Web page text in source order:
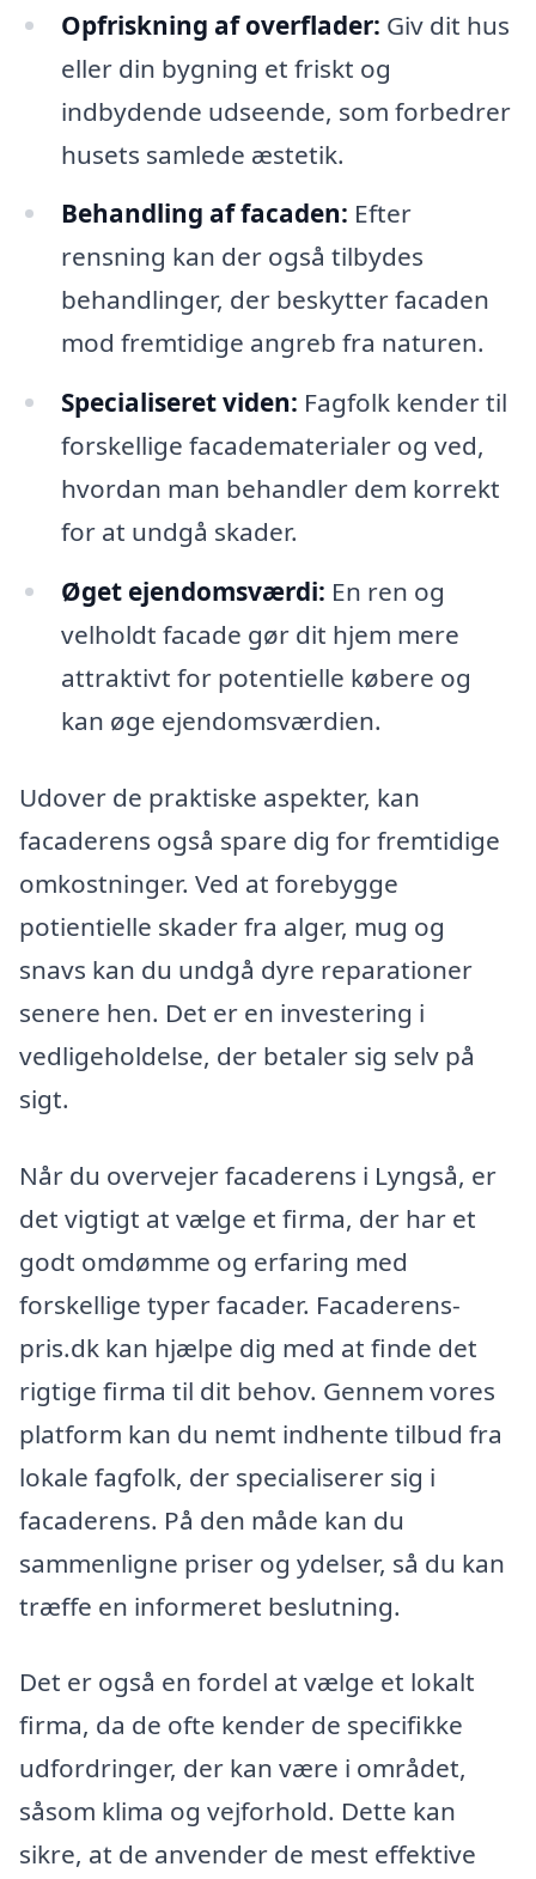
Opfriskning af overflader: Giv dit hus
eller din bygning et friskt og
indbydende udseende, som forbedrer
husets samlede æstetik.
Behandling af facaden: Efter
rensning kan der også tilbydes
behandlinger, der beskytter facaden
mod fremtidige angreb fra naturen.
Specialiseret viden: Fagfolk kender til
forskellige facadematerialer og ved,
hvordan man behandler dem korrekt
for at undgå skader.
Øget ejendomsværdi: En ren og
velholdt facade gør dit hjem mere
attraktivt for potentielle købere og
kan øge ejendomsværdien.
Udover de praktiske aspekter, kan
facaderens også spare dig for fremtidige
omkostninger. Ved at forebygge
potientielle skader fra alger, mug og
snavs kan du undgå dyre reparationer
senere hen. Det er en investering i
vedligeholdelse, der betaler sig selv på
sigt.
Når du overvejer facaderens i Lyngså, er
det vigtigt at vælge et firma, der har et
godt omdømme og erfaring med
forskellige typer facader. Facaderens-
pris.dk kan hjælpe dig med at finde det
rigtige firma til dit behov. Gennem vores
platform kan du nemt indhente tilbud fra
lokale fagfolk, der specialiserer sig i
facaderens. På den måde kan du
sammenligne priser og ydelser, så du kan
træffe en informeret beslutning.
Det er også en fordel at vælge et lokalt
firma, da de ofte kender de specifikke
udfordringer, der kan være i området,
såsom klima og vejforhold. Dette kan
sikre, at de anvender de mest effektive